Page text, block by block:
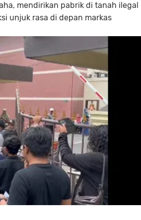
mendirikan pabrik di tanah ilegal
unjuk rasa di depan markas